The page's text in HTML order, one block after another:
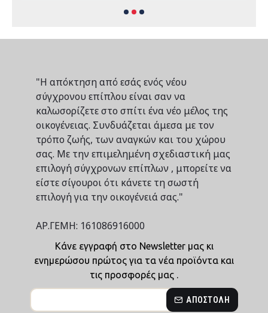
"Η απόκτηση από εσάς ενός νέου
σύγχρονου επίπλου είναι σαν να
καλωσορίζετε στο σπίτι ένα νέο μέλος της
οικογένειας. Συνδυάζεται άμεσα με τον
τρόπο ζωής, των αναγκών και του χώρου
σας. Με την επιμελημένη σχεδιαστική μας
επιλογή σύγχρονων επίπλων , μπορείτε να
είστε σίγουροι ότι κάνετε τη σωστή
επιλογή για την οικογένειά σας."
ΑΡ.ΓΕΜΗ: 161086916000
Κάνε εγγραφή στο Newsletter μας κι
ενημερώσου πρώτος για τα νέα προϊόντα και
τις προσφορές μας .
ΑΠΟΣΤΟΛΉ